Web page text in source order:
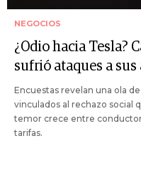
NEGOCIOS
¿Odio hacia Tesla?
sufrió ataques a sus
Encuestas revelan una ola
vinculados al rechazo social
temor crece entre
tarifas.